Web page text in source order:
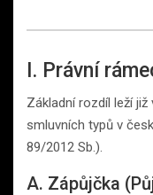
I. Právní
Základní rozdíl leží
smluvních typů v
89/2012 Sb.).
A. Zápůjčka